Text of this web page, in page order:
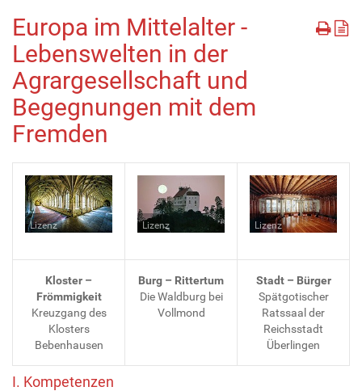
Europa im Mittelalter -
Lebenswelten in der
Agrargesellschaft und
Begegnungen mit dem
Fremden
Lizenz Lizenz Lizenz
Kloster –
Frömmigkeit
Kreuzgang des
Klosters
Bebenhausen
Burg – Rittertum
Die Waldburg bei
Vollmond
Stadt – Bürger
Spätgotischer
Ratssaal der
Reichsstadt
Überlingen
I. Kompetenzen